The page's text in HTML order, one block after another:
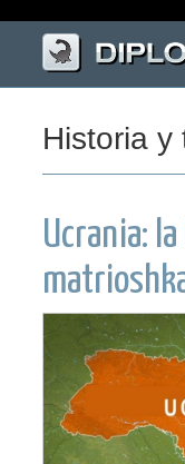
Historia y
Ucrania: